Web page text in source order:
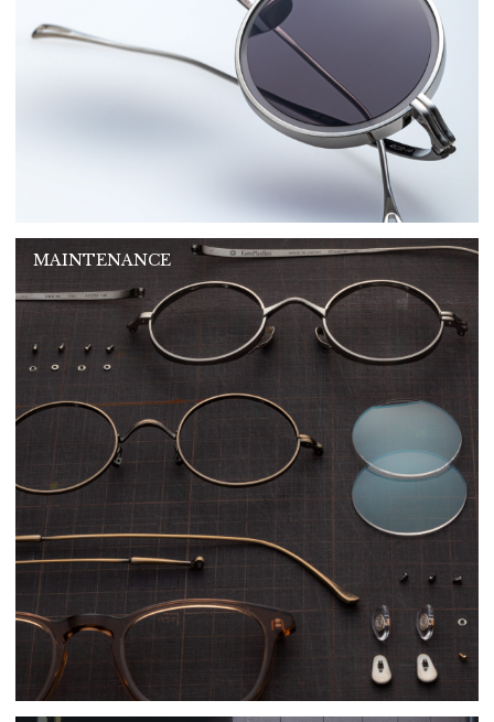
MAINTENANCE